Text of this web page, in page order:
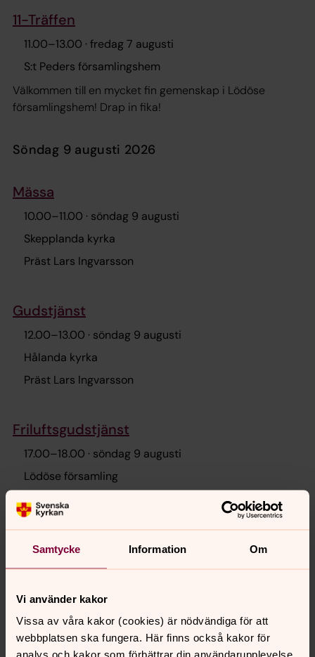
Samtycke Information Om
Vi använder kakor
Vissa av våra kakor (cookies) är nödvändiga för att
webbplatsen ska fungera. Här finns också kakor för
analys och kakor som förbättrar din användarupplevelse,
11-Träffen
11.00–13.00 · fredag 7 augusti
S:t Peders församlingshem
Välkommen till en mycket fin gemenskap i Lödöse
församlingshem! Drap in fika!
söndag 9 augusti 2026
Mässa
10.00–11.00 · söndag 9 augusti
Skepplanda kyrka
Präst Lars Ingvarsson
Gudstjänst
12.00–13.00 · söndag 9 augusti
Hålanda kyrka
Präst Lars Ingvarsson
Friluftsgudstjänst
17.00–18.00 · söndag 9 augusti
Lödöse församling
Präst Lars Ingvarsson
tisdag 11 augusti 2026
11.00 13.00
· tisdag 11 augusti
S:t Peders församlingshem